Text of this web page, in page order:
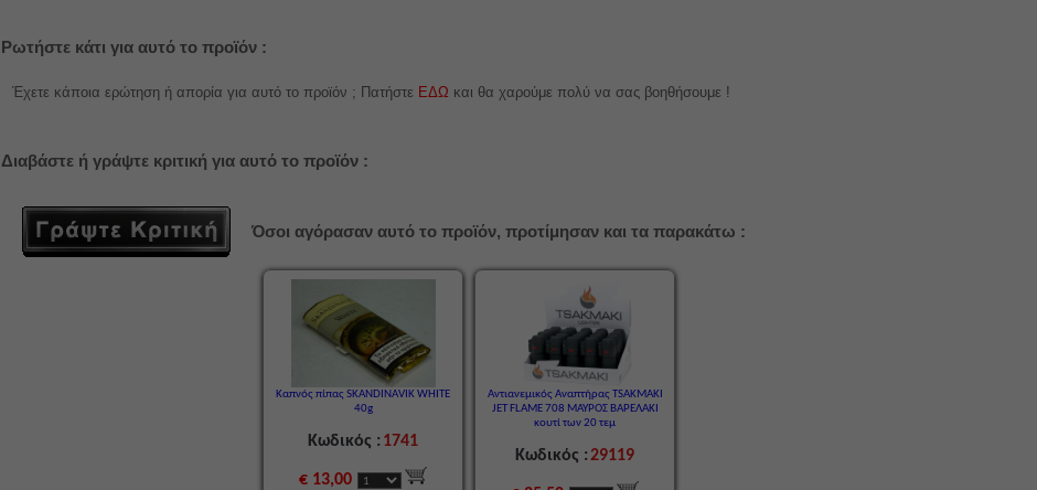
Ρωτήστε κάτι για αυτό το προϊόν :
Έχετε κάποια ερώτηση ή απορία για αυτό το προϊόν ; Πατήστε ΕΔΩ και θα χαρούμε πολύ να σας βοηθήσουμε !
Διαβάστε ή γράψτε κριτική για αυτό το προϊόν :
Όσοι αγόρασαν αυτό το προϊόν, προτίμησαν και τα παρακάτω :
Καπνός πίπας SKANDINAVIK WHITE
40g
Κωδικός : 1741
€ 13,00
Αντιανεμικός Αναπτήρας TSAKMAKI
JET FLAME 708 ΜΑΥΡΟΣ ΒΑΡΕΛΑΚΙ
κουτί των 20 τεμ
Κωδικός : 29119